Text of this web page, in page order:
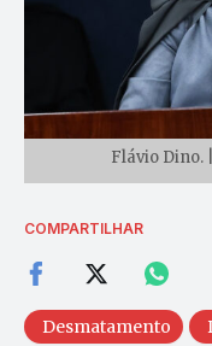
Flávio Dino.
COMPARTILHAR
Desmatamento